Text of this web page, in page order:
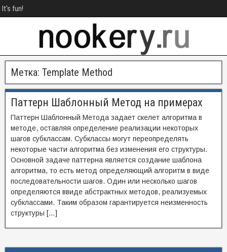
It's fun!
Метка: Template Method
Паттерн Шаблонный Метод на примерах
Паттерн Шаблонный Метода задает скелет алгоритма в
методе, оставляя определение реализации некоторых
шагов субклассам. Субклассы могут переопределять
некоторые части алгоритма без изменения его структуры.
Основной задаче паттерна является создание шаблона
алгоритма, то есть метод определяющий алгоритм в виде
последовательности шагов. Один или несколько шагов
определяются ввиде абстрактных методов, реализуемых
субклассами. Таким образом гарантируется неизменность
структуры […]